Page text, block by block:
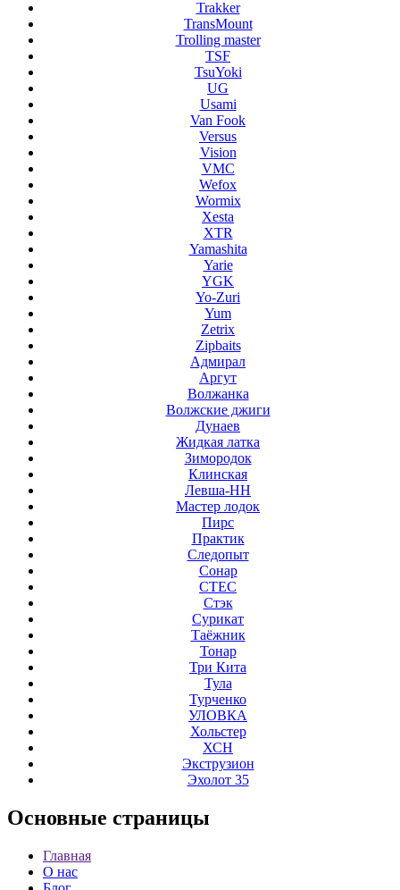
Trakker
TransMount
Trolling master
TSF
TsuYoki
UG
Usami
Van Fook
Versus
Vision
VMC
Wefox
Wormix
Xesta
XTR
Yamashita
Yarie
YGK
Yo-Zuri
Yum
Zetrix
Zipbaits
Адмирал
Аргут
Волжанка
Волжские джиги
Дунаев
Жидкая латка
Зимородок
Клинская
Левша-НН
Мастер лодок
Пирс
Практик
Следопыт
Сонар
СТЕС
Стэк
Сурикат
Таёжник
Тонар
Три Кита
Тула
Турченко
УЛОВКА
Хольстер
ХСН
Экструзион
Эхолот 35
Основные страницы
Главная
О нас